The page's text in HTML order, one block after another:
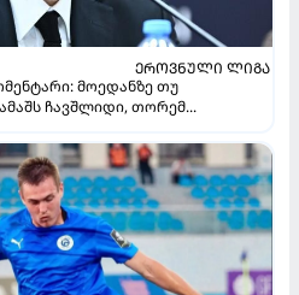
ᲔᲠᲝᲕᲜᲣᲚᲘ ᲚᲘᲒᲐ
მოედანზე თუ
ჩავშლიდი, თორემ...